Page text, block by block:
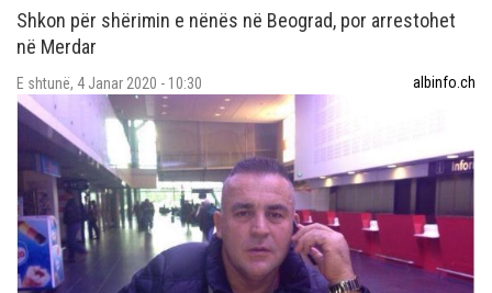
Shkon për shërimin e nënës në Beograd, por arrestohet
në Merdar
E shtunë, 4 Janar 2020 - 10:30 albinfo.ch